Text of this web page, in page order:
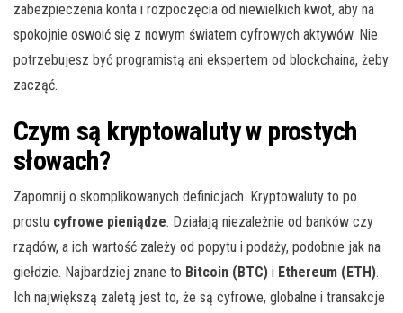
zabezpieczenia konta i rozpoczęcia od niewielkich kwot, aby na
spokojnie oswoić się z nowym światem cyfrowych aktywów. Nie
potrzebujesz być programistą ani ekspertem od blockchaina, żeby
zacząć.
Czym są kryptowaluty w prostych
słowach?
Zapomnij o skomplikowanych definicjach. Kryptowaluty to po
prostu cyfrowe pieniądze. Działają niezależnie od banków czy
rządów, a ich wartość zależy od popytu i podaży, podobnie jak na
giełdzie. Najbardziej znane to Bitcoin (BTC) i Ethereum (ETH).
Ich największą zaletą jest to, że są cyfrowe, globalne i transakcje